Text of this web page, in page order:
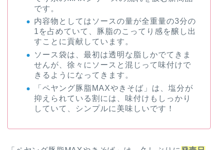
です。
内容物としてはソースの量が全重量の3分の
1を占めていて、豚脂のこってり感を醸し出
すことに貢献しています。
ソース袋は、最初は透明な脂しかでてきま
せんが、徐々にソースと混じって味付けで
きるようになってきます。
「ペヤング豚脂MAXやきそば」は、塩分が
抑えられている割には、味付けもしっかり
していて、シンプルに美味しいです！